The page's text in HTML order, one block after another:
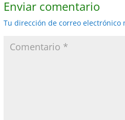
Enviar comentario
Tu dirección de correo electrónico